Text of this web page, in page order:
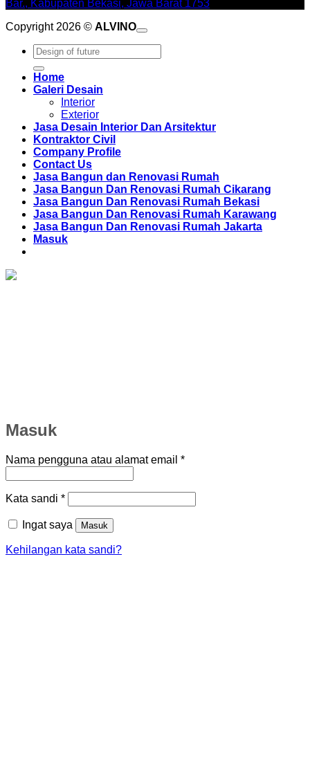
Bar., Kabupaten Bekasi, Jawa Barat 1753
Copyright 2026 © ALVINO
Pencarian
untuk:
Home
Galeri Desain
Interior
Exterior
Jasa Desain Interior Dan Arsitektur
Kontraktor Civil
Company Profile
Contact Us
Jasa Bangun dan Renovasi Rumah
Jasa Bangun Dan Renovasi Rumah Cikarang
Jasa Bangun Dan Renovasi Rumah Bekasi
Jasa Bangun Dan Renovasi Rumah Karawang
Jasa Bangun Dan Renovasi Rumah Jakarta
Masuk
Masuk
Nama pengguna atau alamat email *Wajib
Kata sandi *Wajib
Ingat saya Masuk
Kehilangan kata sandi?